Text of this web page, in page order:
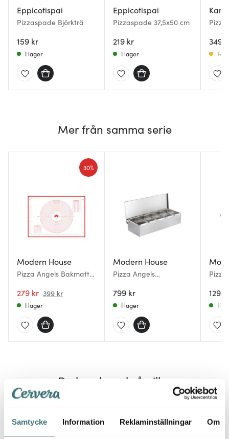
Samtycke Information Reklaminställningar Om
Eppicotispai
Pizzaspade Björkträ
159 kr
I lager
Eppicotispai
Pizzaspade 37,5x50 cm
219 kr
I lager
349
Få
Mer från samma serie
Modern House
Pizza Angels Bakmatta
279 kr 399 kr
30%
I lager
Modern House
Pizza Angels
stål
799 kr
I lager
1299
I
Du kanske också gillar
30% 30%